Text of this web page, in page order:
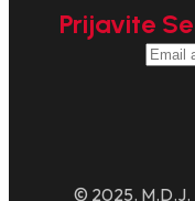
Prijavite Se
© 2025. M.D.J.